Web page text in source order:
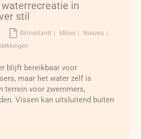
in
stil
Binnenland Milieu
Nieuws
blijft bereikbaar voor
maar het water zelf is
terrein voor zwemmers,
Vissen kan uitsluitend buiten